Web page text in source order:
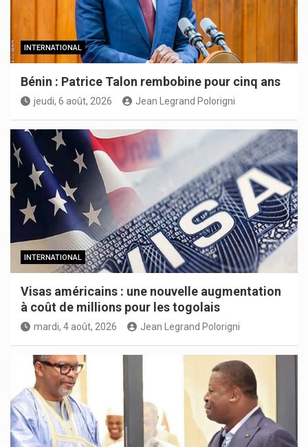
INTERNATIONAL
Bénin : Patrice Talon rembobine pour cinq ans
jeudi, 6 août, 2026 Jean Legrand Polorigni
INTERNATIONAL
Visas américains : une nouvelle augmentation
à coût de millions pour les togolais
mardi, 4 août, 2026 Jean Legrand Polorigni